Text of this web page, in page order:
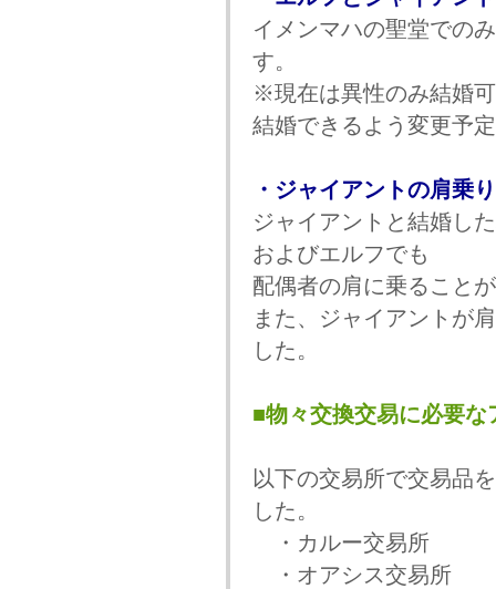
イメンマハの聖堂での
す。
※現在は異性のみ結婚
結婚できるよう変更予
・ジャイアントの肩乗
ジャイアントと結婚し
およびエルフでも
配偶者の肩に乗ること
また、ジャイアントが
した。
■物々交換交易に必要
以下の交易所で交易品
した。
・カルー交易所
・オアシス交易所